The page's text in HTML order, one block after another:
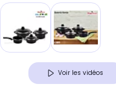
Voir les vidéos